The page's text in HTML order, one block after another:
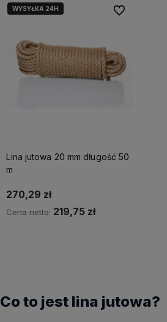
WYSYŁKA 24H
Lina jutowa 20 mm długość 50
m
270,29 zł
Cena netto: 219,75 zł
Do ulubionych
Co to jest lina jutowa?